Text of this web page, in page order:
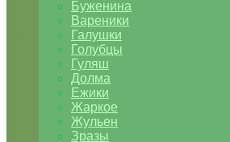
Буженина
Вареники
Галушки
Голубцы
Гуляш
Долма
Ежики
Жаркое
Жульен
Зразы